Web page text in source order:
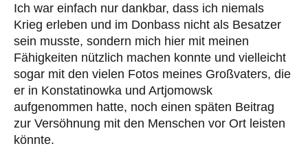
Ich war einfach nur dankbar, dass ich niemals
Krieg erleben und im Donbass nicht als Besatzer
sein musste, sondern mich hier mit meinen
Fähigkeiten nützlich machen konnte und vielleicht
sogar mit den vielen Fotos meines Großvaters, die
er in Konstatinowka und Artjomowsk
aufgenommen hatte, noch einen späten Beitrag
zur Versöhnung mit den Menschen vor Ort leisten
könnte.